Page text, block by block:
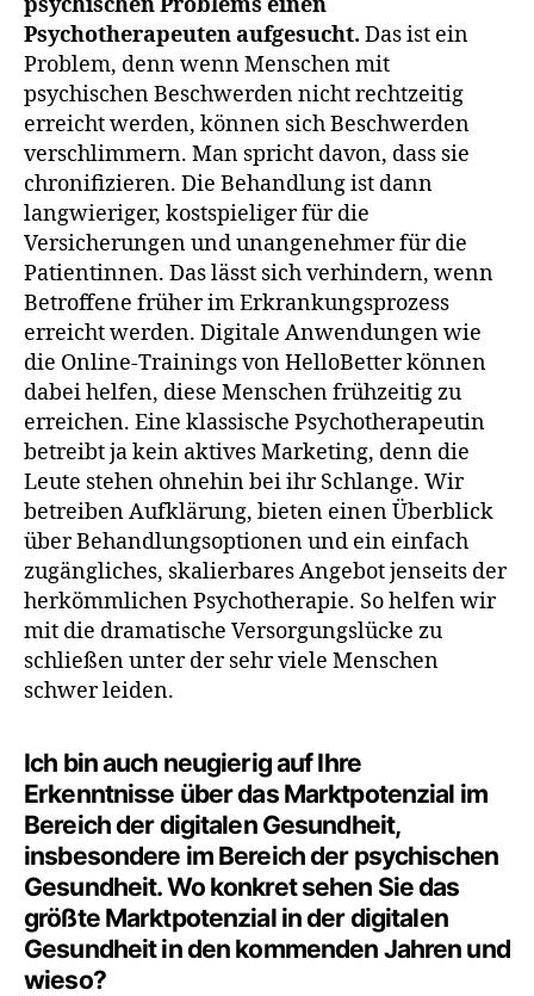
Psychotherapeuten aufgesucht. Das ist ein
Problem, denn wenn Menschen mit
psychischen Beschwerden nicht rechtzeitig
erreicht werden, können sich Beschwerden
verschlimmern. Man spricht davon, dass sie
chronifizieren. Die Behandlung ist dann
langwieriger, kostspieliger für die
Versicherungen und unangenehmer für die
Patientinnen. Das lässt sich verhindern, wenn
Betroffene früher im Erkrankungsprozess
erreicht werden. Digitale Anwendungen wie
die Online-Trainings von HelloBetter können
dabei helfen, diese Menschen frühzeitig zu
erreichen. Eine klassische Psychotherapeutin
betreibt ja kein aktives Marketing, denn die
Leute stehen ohnehin bei ihr Schlange. Wir
betreiben Aufklärung, bieten einen Überblick
über Behandlungsoptionen und ein einfach
zugängliches, skalierbares Angebot jenseits der
herkömmlichen Psychotherapie. So helfen wir
mit die dramatische Versorgungslücke zu
schließen unter der sehr viele Menschen
schwer leiden.
Ich bin auch neugierig auf Ihre
Erkenntnisse über das Marktpotenzial im
Bereich der digitalen Gesundheit,
insbesondere im Bereich der psychischen
Gesundheit. Wo konkret sehen Sie das
größte Marktpotenzial in der digitalen
Gesundheit in den kommenden Jahren und
wieso?